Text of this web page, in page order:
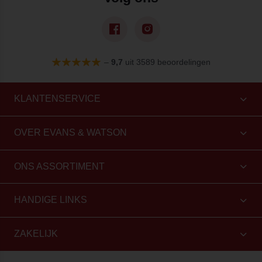
– 9,7 uit 3589 beoordelingen
KLANTENSERVICE
OVER EVANS & WATSON
ONS ASSORTIMENT
HANDIGE LINKS
ZAKELIJK